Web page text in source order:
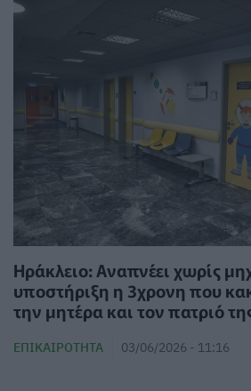
Ηράκλειο: Αναπνέει χωρίς
υποστήριξη η 3χρονη που
την μητέρα και τον πατριό
ΕΠΙΚΑΙΡΌΤΗΤΑ 03/06/2026 - 11:16